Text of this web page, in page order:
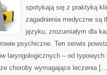
spotykają się z praktyką
zagadnienia medyczne są
języku, zrozumiałym dla
psychiczne. Ten serwis
laryngologicznych – od typowych
choroby wymagające leczenia